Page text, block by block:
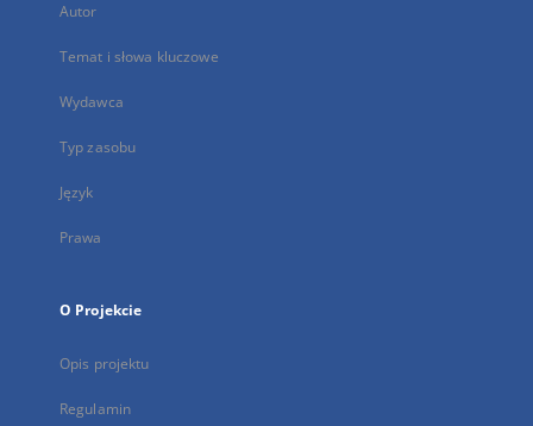
Autor
Temat i słowa kluczowe
Wydawca
Typ zasobu
Język
Prawa
O Projekcie
Opis projektu
Regulamin